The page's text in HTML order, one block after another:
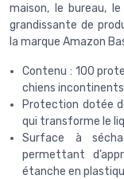
maison, le bureau,
grandissante de
la marque Amazon
Contenu : 100
chiens incontinents
Protection dotée
qui transforme le
Surface à
permettant
étanche en